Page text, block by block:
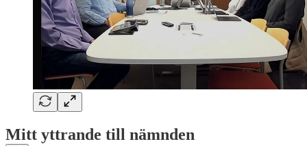
Mitt yttrande till nämnden